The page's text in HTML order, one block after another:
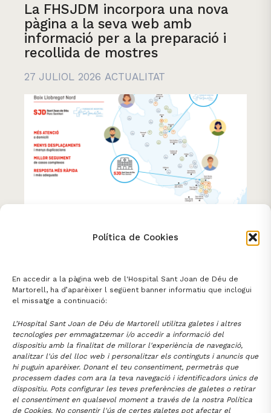
Política de Cookies
En accedir a la pàgina web de l'Hospital Sant Joan de Déu de
Martorell, ha d’aparèixer l següent banner informatiu que inclogui
el missatge a continuació:
L’Hospital Sant Joan de Déu de Martorell utilitza galetes i altres
tecnologies per emmagatzemar i/o accedir a informació del
dispositiu amb la finalitat de millorar l'experiència de navegació,
analitzar l'ús del lloc web i personalitzar els continguts i anuncis que
hi puguin aparèixer. Donant el teu consentiment, permetràs que
processem dades com ara la teva navegació i identificadors únics de
dispositiu. Pots configurar les teves preferències de galetes o retirar
el consentiment en qualsevol moment a través de la nostra Política
de Cookies. No consentir l'ús de certes galetes pot afectar el
La FHSJDM incorpora una nova
pàgina a la seva web amb
informació per a la preparació i
recollida de mostres
27 JULIOL 2026 ACTUALITAT
La FHSJDM formarà part del
23 JULIOL 2026 ACTUALITAT
FUNDACIÓ HOSPITAL
SANT JOAN DE DÉU DE MARTORELL
Av. Mancomunitats Comarcals 1-3
Martorell (08760)
santjoandedeu@hmartorell.cat